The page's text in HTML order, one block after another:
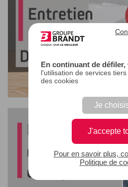
En continuant de défiler,
l'utilisation de services
des cookies
Je
J'accepte
Pour en savoir plus,
Politique de